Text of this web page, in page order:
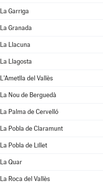
La Garriga
La Granada
La Llacuna
La Llagosta
L'Ametlla del Vallès
La Nou de Berguedà
La Palma de Cervelló
La Pobla de Claramunt
La Pobla de Lillet
La Quar
La Roca del Vallès